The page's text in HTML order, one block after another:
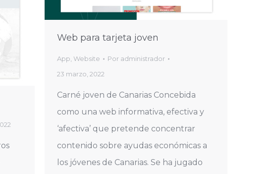
Web para tarjeta joven
App Website Por administrador
23 marzo, 2022
Carné joven de Canarias Concebida
como una web informativa, efectiva y
‘afectiva’ que pretende concentrar
contenido sobre ayudas económicas a
los jóvenes de Canarias. Se ha jugado